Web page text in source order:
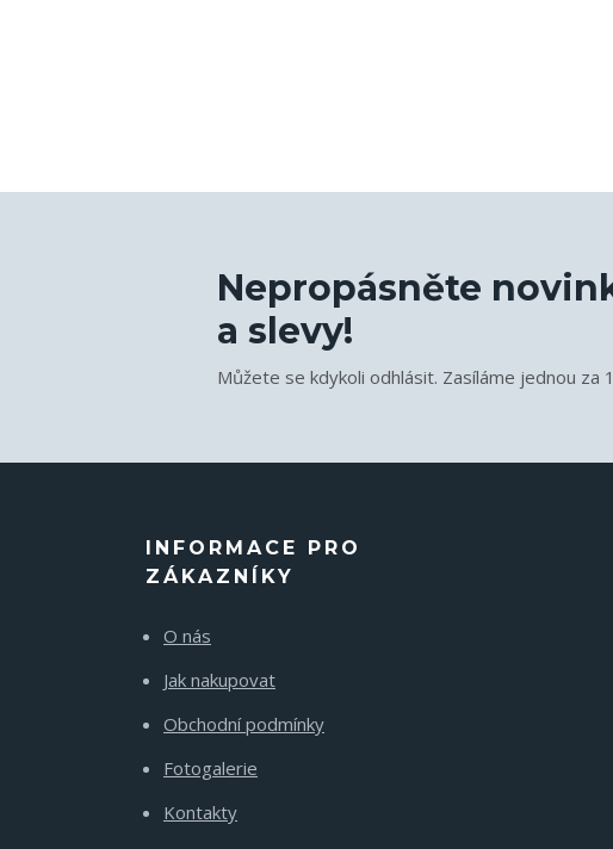
Nepropásněte
a slevy!
Můžete se kdykoli odhlásit. Zasíláme jednou za
INFORMACE PRO
ZÁKAZNÍKY
O nás
Jak nakupovat
Obchodní podmínky
Fotogalerie
Kontakty